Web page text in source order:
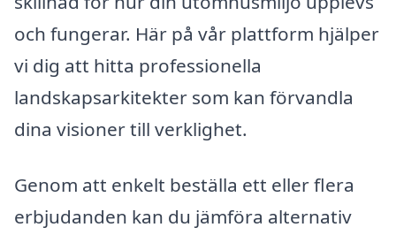
och fungerar. Här på vår plattform hjälper
vi dig att hitta professionella
landskapsarkitekter som kan förvandla
dina visioner till verklighet.
Genom att enkelt beställa ett eller flera
erbjudanden kan du jämföra alternativ